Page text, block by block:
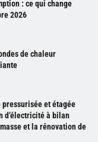
: ce qui change
2026
de chaleur
et étagée
d’électricité à bilan
et la rénovation de